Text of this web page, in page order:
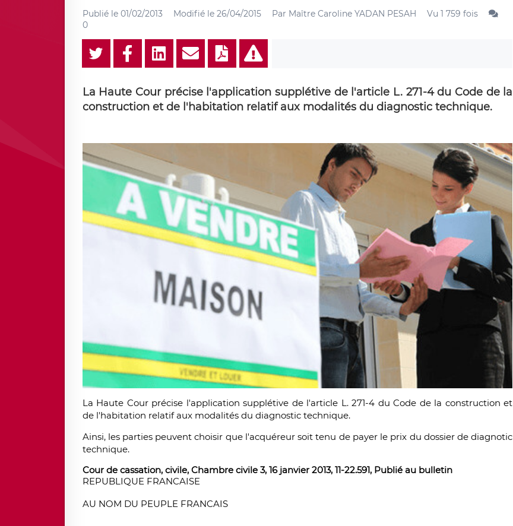
Publié le 01/02/2013 Modifié le 26/04/2015 Par Maître Caroline YADAN PESAH
Vu 1 759 fois
0
La Haute Cour précise l'application supplétive de l'article L. 271-4 du Code de la
construction et de l'habitation relatif aux modalités du diagnostic technique.
La Haute Cour précise l'application supplétive de l'article L. 271-4 du Code de la construction et
de l'habitation relatif aux modalités du diagnostic technique.
Ainsi, les parties peuvent choisir que l'acquéreur soit tenu de payer le prix du dossier de diagnotic
technique.
Cour de cassation, civile, Chambre civile 3, 16 janvier 2013, 11-22.591, Publié au bulletin
REPUBLIQUE FRANCAISE
AU NOM DU PEUPLE FRANCAIS